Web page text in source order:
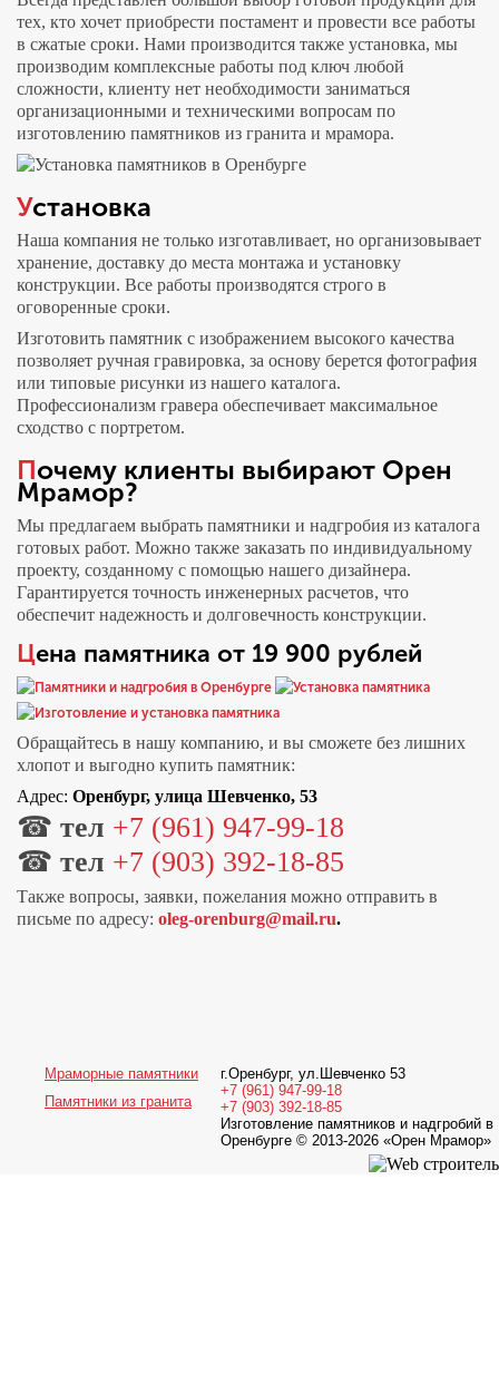
тех, кто хочет приобрести постамент и провести все работы
в сжатые сроки. Нами производится также установка, мы
производим комплексные работы под ключ любой
сложности, клиенту нет необходимости заниматься
организационными и техническими вопросам по
изготовлению памятников из гранита и мрамора.
Установка
Наша компания не только изготавливает, но организовывает
хранение, доставку до места монтажа и установку
конструкции. Все работы производятся строго в
оговоренные сроки.
Изготовить памятник с изображением высокого качества
позволяет ручная гравировка, за основу берется фотография
или типовые рисунки из нашего каталога.
Профессионализм гравера обеспечивает максимальное
сходство с портретом.
Почему клиенты выбирают Орен
Мрамор?
Мы предлагаем выбрать памятники и надгробия из каталога
готовых работ. Можно также заказать по индивидуальному
проекту, созданному с помощью нашего дизайнера.
Гарантируется точность инженерных расчетов, что
обеспечит надежность и долговечность конструкции.
Цена памятника от 19 900 рублей
Обращайтесь в нашу компанию, и вы сможете без лишних
хлопот и выгодно купить памятник:
Адрес: Оренбург, улица Шевченко, 53
☎ тел +7 (961) 947-99-18
☎ тел +7 (903) 392-18-85
Также вопросы, заявки, пожелания можно отправить в
письме по адресу: oleg-orenburg@mail.ru.
Мраморные памятники
Памятники из гранита
г.Оренбург, ул.Шевченко 53
+7 (961) 947-99-18
+7 (903) 392-18-85
Изготовление памятников и надгробий в
Оренбурге © 2013-2026 «Орен Мрамор»